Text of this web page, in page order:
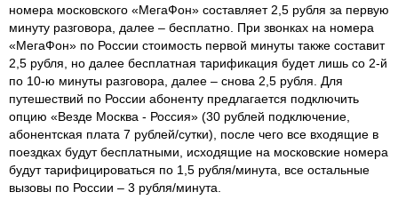
номера московского «МегаФон» составляет 2,5 рубля за первую
минуту разговора, далее – бесплатно. При звонках на номера
«МегаФон» по России стоимость первой минуты также составит
2,5 рубля, но далее бесплатная тарификация будет лишь со 2-й
по 10-ю минуты разговора, далее – снова 2,5 рубля. Для
путешествий по России абоненту предлагается подключить
опцию «Везде Москва - Россия» (30 рублей подключение,
абонентская плата 7 рублей/сутки), после чего все входящие в
поездках будут бесплатными, исходящие на московские номера
будут тарифицироваться по 1,5 рубля/минута, все остальные
вызовы по России – 3 рубля/минута.